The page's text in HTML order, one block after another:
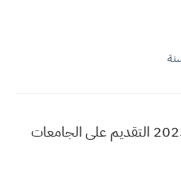
آلية ملء الاستمارة الالكترونية 2023 التقديم على الجامعات